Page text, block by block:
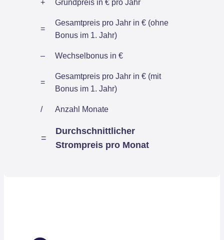
+ Grundpreis in € pro Jahr
=
Gesamtpreis pro Jahr in € (ohne
Bonus im 1. Jahr)
– Wechselbonus in €
=
Gesamtpreis pro Jahr in € (mit
Bonus im 1. Jahr)
/ Anzahl Monate
=
Durchschnittlicher
Strompreis pro Monat